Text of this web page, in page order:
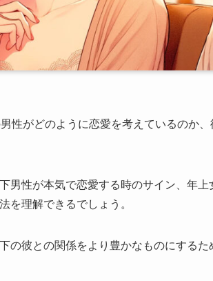
性がどのように恋愛を考えているのか
男性が本気で恋愛する時のサイン、年
を理解できるでしょう。
の彼との関係をより豊かなものにするた